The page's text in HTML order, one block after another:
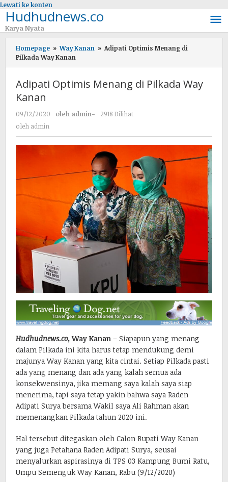
Lewati ke konten
Hudhudnews.co
Karya Nyata
Homepage » Way Kanan » Adipati Optimis Menang di
Pilkada Way Kanan
Adipati Optimis Menang di Pilkada Way
Kanan
09/12/2020 oleh admin-
2918 Dilihat
oleh admin
Hudhudnews.co,Way Kanan – Siapapun yang menang
dalam Pilkada ini kita harus tetap mendukung demi
majunya Way Kanan yang kita cintai. Setiap Pilkada pasti
ada yang menang dan ada yang kalah semua ada
konsekwensinya, jika memang saya kalah saya siap
menerima, tapi saya tetap yakin bahwa saya Raden
Adipati Surya bersama Wakil saya Ali Rahman akan
memenangkan Pilkada tahun 2020 ini.
Hal tersebut ditegaskan oleh Calon Bupati Way Kanan
yang juga Petahana Raden Adipati Surya, seusai
menyalurkan aspirasinya di TPS 03 Kampung Bumi Ratu,
Umpu Semenguk Way Kanan, Rabu (9/12/2020)